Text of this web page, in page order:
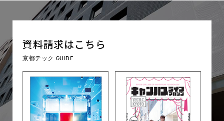
資料請求はこちら
京都テック GUIDE